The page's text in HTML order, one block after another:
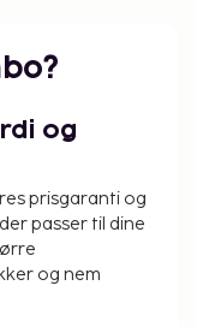
og
prisgaranti og
passer til dine
og nem